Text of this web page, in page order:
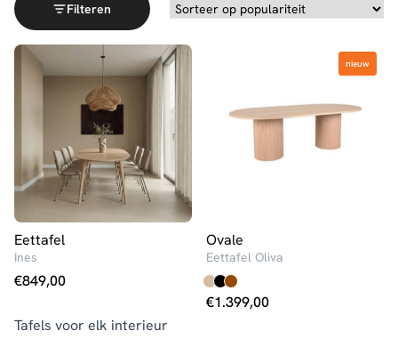
Filteren
Eettafel
Ines
€849,00
nieuw
nieuw
Ovale
Eettafel Oliva
€1.399,00
Tafels voor elk interieur